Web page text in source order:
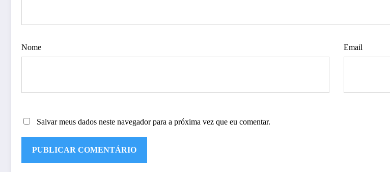
Nome Email
Salvar meus dados neste navegador para a próxima vez que eu comentar.